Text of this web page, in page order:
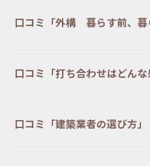
口コミ「外構 暮らす前、暮
口コミ「打ち合わせはどんな
口コミ「建築業者の選び方」